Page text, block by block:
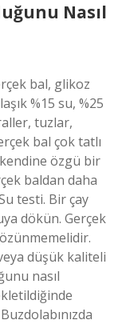
Nasıl
bal, glikoz
%15 su, %25
tuzlar,
bal çok tatlı
özgü bir
baldan daha
testi. Bir çay
dökün. Gerçek
düşük kaliteli
nasıl